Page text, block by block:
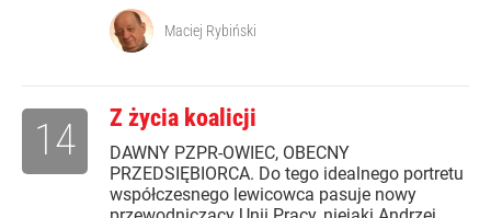
Maciej Rybiński
Z życia koalicji
DAWNY PZPR-OWIEC, OBECNY
PRZEDSIĘBIORCA. Do tego idealnego portretu
współczesnego lewicowca pasuje nowy
14